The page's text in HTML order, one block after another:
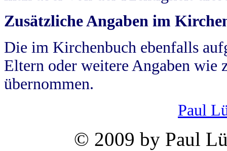
Zusätzliche Angaben im
Die im Kirchenbuch ebenfalls
Eltern oder weitere Angaben wie
übernommen.
Paul
© 2009 by Paul